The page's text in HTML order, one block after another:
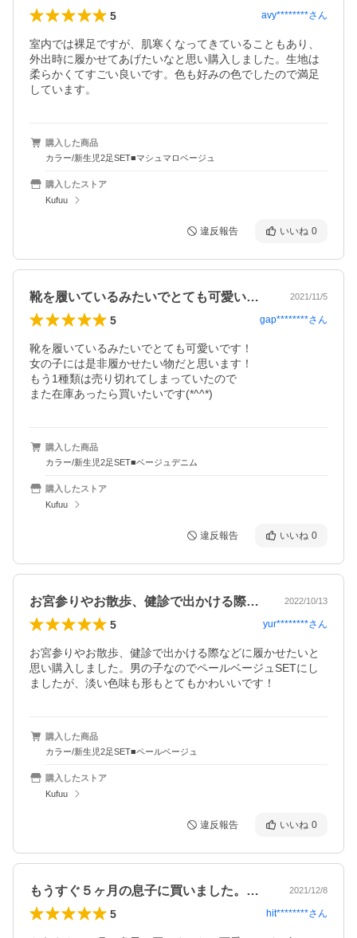
5 avy********さん
室内では裸足ですが、肌寒くなってきていることもあり、
外出時に履かせてあげたいなと思い購入しました。生地は
柔らかくてすごい良いです。色も好みの色でしたので満足
しています。
購入した商品
カラー/新生児2足SET■マシュマロベージュ
購入したストア
Kufuu
違反報告 いいね 0
靴を履いているみたいでとても可愛いです… 2021/11/5
5 gap********さん
靴を履いているみたいでとても可愛いです！
女の子には是非履かせたい物だと思います！
もう1種類は売り切れてしまっていたので
また在庫あったら買いたいです(*^^*)
購入した商品
カラー/新生児2足SET■ベージュデニム
購入したストア
Kufuu
違反報告 いいね 0
お宮参りやお散歩、健診で出かける際など… 2022/10/13
5 yur********さん
お宮参りやお散歩、健診で出かける際などに履かせたいと
思い購入しました。男の子なのでペールベージュSETにし
ましたが、淡い色味も形もとてもかわいいです！
購入した商品
カラー/新生児2足SET■ペールベージュ
購入したストア
Kufuu
違反報告 いいね 0
もうすぐ５ヶ月の息子に買いました。可愛… 2021/12/8
5 hit********さん